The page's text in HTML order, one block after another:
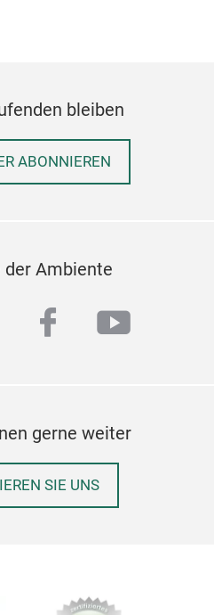
bleiben
ABONNIEREN
der Ambiente
facebook
gerne weiter
SIE UNS